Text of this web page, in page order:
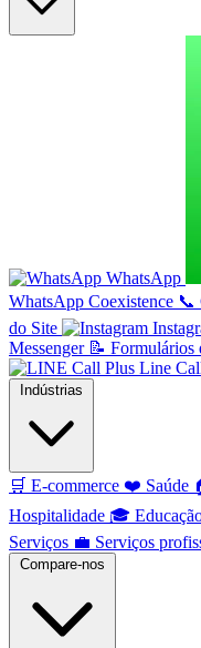
WhatsApp
WhatsApp Coexistence 📞
do Site
Messenger 📝 Formulários
Line
Indústrias
🛒 E-commerce ❤️ Saúde
Hospitalidade 🎓
Serviços 💼 Serviços
Compare-nos